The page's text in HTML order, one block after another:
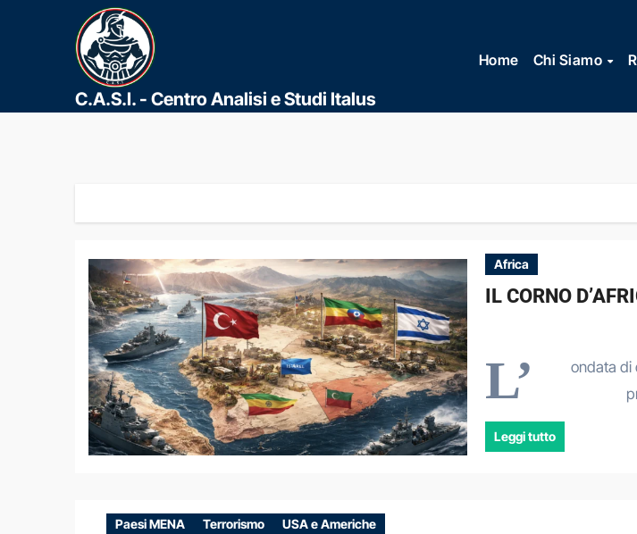
C.A.S.I. - Centro Analisi e Studi Italus
Home Chi Siamo
Africa
IL CORNO
L’
ondata di
Leggi tutto
Paesi MENA Terrorismo USA e Americhe